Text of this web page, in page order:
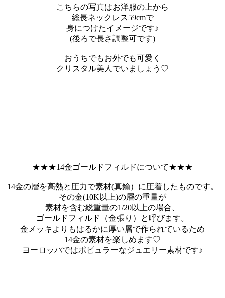
こちらの写真はお洋服の上から
総長ネックレス59cmで
身につけたイメージです♪
(後ろで長さ調整可です)
おうちでもお外でも可愛く
クリスタル美人でいましょう♡
★★★14金ゴールドフィルドについて★★★
14金の層を高熱と圧力で素材(真鍮）に圧着したものです。
その金(10K以上)の層の重量が
素材を含む総重量の1/20以上の場合、
ゴールドフィルド（金張り）と呼びます。
金メッキよりもはるかに厚い層で作られているため
14金の素材を楽しめます♡
ヨーロッパではポピュラーなジュエリー素材です♪